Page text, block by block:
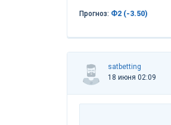
Прогноз: Ф2 (-3.50)
satbetting
18 июня 02:09